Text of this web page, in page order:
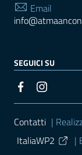
Email
SEGUICI SU
Sezione
Contatti |
ItaliaWP2
|